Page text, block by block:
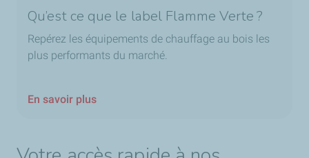
Qu’est ce que le label Flamme Verte ?
Repérez les équipements de chauffage au bois les
plus performants du marché.
En savoir plus